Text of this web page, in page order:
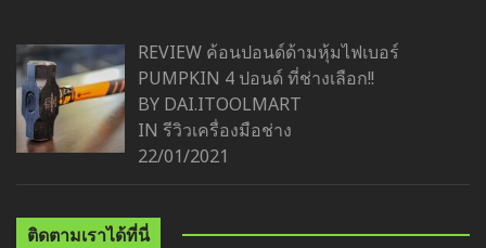
REVIEW ค้อนปอนด์ด้ามหุ้มไฟเบอร์
PUMPKIN 4 ปอนด์ ที่ช่างเลือก!!
BY DAI.ITOOLMART
IN รีวิวเครื่องมือช่าง
22/01/2021
ติดตามเราได้ที่นี่